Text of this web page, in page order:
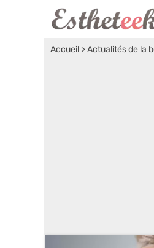
Accueil >Actualités de la